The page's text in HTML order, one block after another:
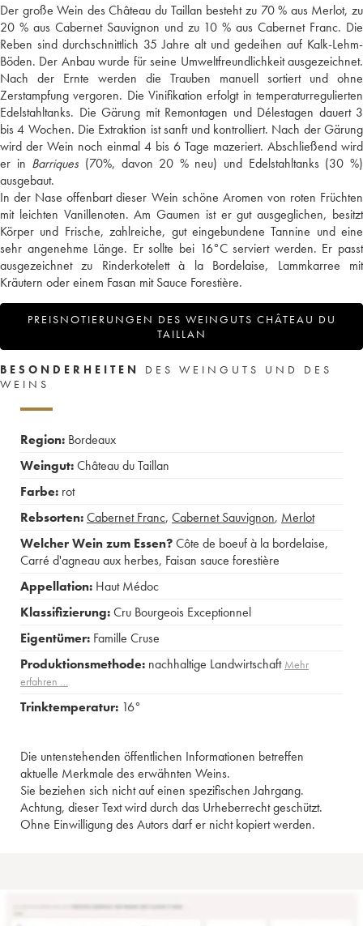
Der große Wein des Château du Taillan besteht zu 70 % aus Merlot, zu
20 % aus Cabernet Sauvignon und zu 10 % aus Cabernet Franc. Die
Reben sind durchschnittlich 35 Jahre alt und gedeihen auf Kalk-Lehm-
Böden. Der Anbau wurde für seine Umweltfreundlichkeit ausgezeichnet.
Nach der Ernte werden die Trauben manuell sortiert und ohne
Zerstampfung vergoren. Die Vinifikation erfolgt in temperaturregulierten
Edelstahltanks. Die Gärung mit Remontagen und Délestagen dauert 3
bis 4 Wochen. Die Extraktion ist sanft und kontrolliert. Nach der Gärung
wird der Wein noch einmal 4 bis 6 Tage mazeriert. Abschließend wird
er in Barriques (70%, davon 20 % neu) und Edelstahltanks (30 %)
ausgebaut.
In der Nase offenbart dieser Wein schöne Aromen von roten Früchten
mit leichten Vanillenoten. Am Gaumen ist er gut ausgeglichen, besitzt
Körper und Frische, zahlreiche, gut eingebundene Tannine und eine
sehr angenehme Länge. Er sollte bei 16°C serviert werden. Er passt
ausgezeichnet zu Rinderkotelett à la Bordelaise, Lammkarree mit
Kräutern oder einem Fasan mit Sauce Forestière.
PREISNOTIERUNGEN DES WEINGUTS CHÂTEAU DU
TAILLAN
BESONDERHEITEN
DES WEINGUTS UND DES
WEINS
Region: Bordeaux
Weingut:Château du Taillan
Farbe: rot
Rebsorten:Cabernet Franc, Cabernet Sauvignon, Merlot
Welcher Wein zum Essen?Côte de boeuf à la bordelaise,
Carré d'agneau aux herbes, Faisan sauce forestière
Appellation: Haut Médoc
Klassifizierung:Cru Bourgeois Exceptionnel
Eigentümer: Famille Cruse
Produktionsmethode: nachhaltige Landwirtschaft Mehr
erfahren …
Trinktemperatur: 16°
Die untenstehenden öffentlichen Informationen betreffen
aktuelle Merkmale des erwähnten Weins.
Sie beziehen sich nicht auf einen spezifischen Jahrgang.
Achtung, dieser Text wird durch das Urheberrecht geschützt.
Ohne Einwilligung des Autors darf er nicht kopiert werden.